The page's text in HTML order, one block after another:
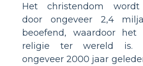
Het christendom wordt
door ongeveer 2,4
beoefend, waardoor het
religie ter wereld is.
ongeveer 2000 jaar